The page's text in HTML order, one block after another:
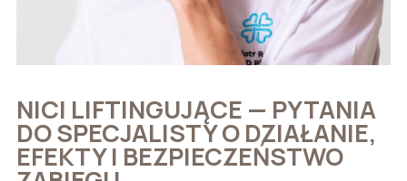
NICI LIFTINGUJĄCE — PYTANIA
DO SPECJALISTY O DZIAŁANIE,
EFEKTY I BEZPIECZEŃSTWO